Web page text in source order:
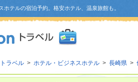
ホテルの宿泊予約。格安ホテル、温泉旅館も。
ラベル > ホテル・ビジネスホテル > 長崎県 >